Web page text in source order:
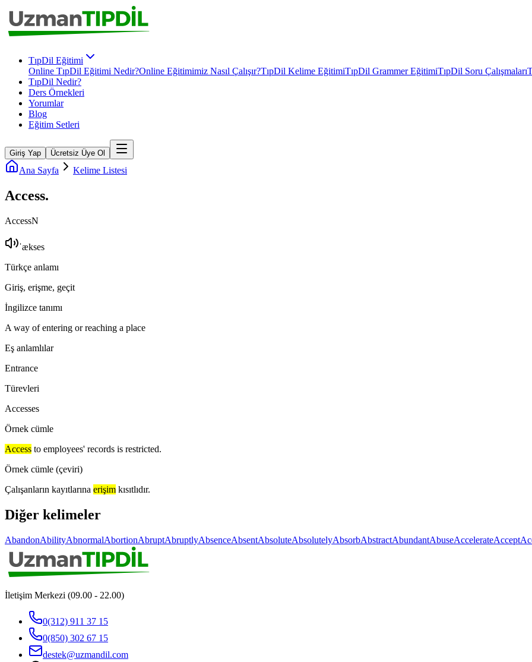
TıpDil Eğitimi
Online TıpDil Eğitimi Nedir?Online Eğitimimiz Nasıl Çalışır?TıpDil Kelime EğitimiTıpDil Grammer EğitimiTıpDil Soru Çalışmaları
TıpDil Nedir?
Ders Örnekleri
Yorumlar
Blog
Eğitim Setleri
Giriş Yap Ücretsiz Üye Ol
Ana Sayfa Kelime Listesi
Access.
AccessN
ˈækses
Türkçe anlamı
Giriş, erişme, geçit
İngilizce tanımı
A way of entering or reaching a place
Eş anlamlılar
Entrance
Türevleri
Accesses
Örnek cümle
Access to employees' records is restricted.
Örnek cümle (çeviri)
Çalışanların kayıtlarına erişim kısıtlıdır.
Diğer kelimeler
AbandonAbilityAbnormalAbortionAbruptAbruptlyAbsenceAbsentAbsoluteAbsolutelyAbsorbAbstractAbundantAbuseAccelerateAccept
İletişim Merkezi (09.00 - 22.00)
0(312) 911 37 15
0(850) 302 67 15
destek@uzmandil.com